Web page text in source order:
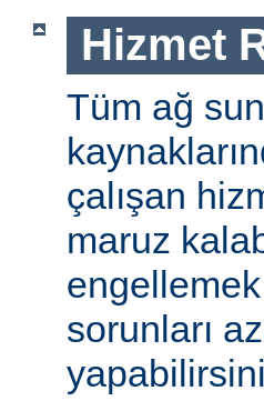
Hizmet
Tüm ağ
çalışan
maruz
sorunları